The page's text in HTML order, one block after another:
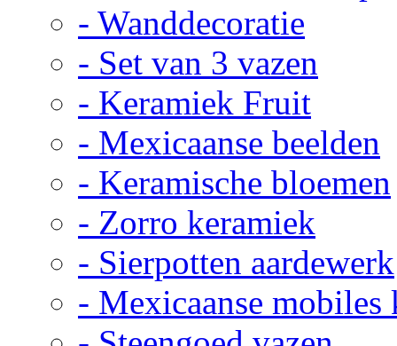
- Wanddecoratie
- Set van 3 vazen
- Keramiek Fruit
- Mexicaanse beelden
- Keramische bloemen
- Zorro keramiek
- Sierpotten aardewerk
- Mexicaanse mobiles